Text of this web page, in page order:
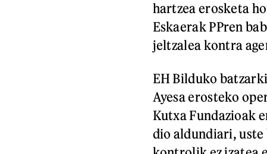
hartzea erosketa
Eskaerak PPren
jeltzalea kontra
EH Bilduko
Ayesa erosteko
Kutxa Fundazioak
dio aldundiari,